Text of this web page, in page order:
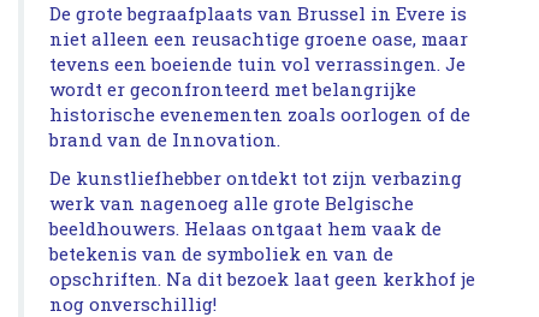
De grote begraafplaats van Brussel in Evere is
niet alleen een reusachtige groene oase, maar
tevens een boeiende tuin vol verrassingen. Je
wordt er geconfronteerd met belangrijke
historische evenementen zoals oorlogen of de
brand van de Innovation.
De kunstliefhebber ontdekt tot zijn verbazing
werk van nagenoeg alle grote Belgische
beeldhouwers. Helaas ontgaat hem vaak de
betekenis van de symboliek en van de
opschriften. Na dit bezoek laat geen kerkhof je
nog onverschillig!